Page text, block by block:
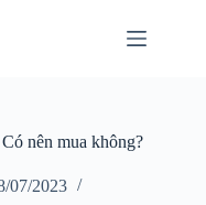
nên mua không?
07/2023